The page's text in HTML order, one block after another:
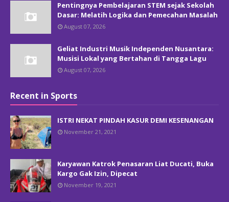
Pentingnya Pembelajaran STEM sejak Sekolah
Dasar: Melatih Logika dan Pemecahan Masalah
August 07, 2026
Geliat Industri Musik Independen Nusantara:
Musisi Lokal yang Bertahan di Tangga Lagu
August 07, 2026
Recent in Sports
ISTRI NEKAT PINDAH KASUR DEMI KESENANGAN
November 21, 2021
Karyawan Katrok Penasaran Liat Ducati, Buka
Kargo Gak Izin, Dipecat
November 19, 2021